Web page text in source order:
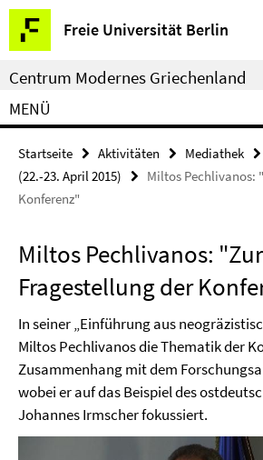
Springe
direkt
zu
Inhalt
Freie Universität Berlin
Service-
Navigation
Centrum Modernes Griechenland
MENÜ
Startseite Aktivitäten Mediathek
(22.-23. April 2015)
Miltos Pechlivanos:
Konferenz"
Miltos Pechlivanos: "Zur
Fragestellung der
In seiner „Einführung aus
Miltos Pechlivanos die Thematik der
Zusammenhang mit dem
wobei er auf das Beispiel des
Johannes Irmscher fokussiert.